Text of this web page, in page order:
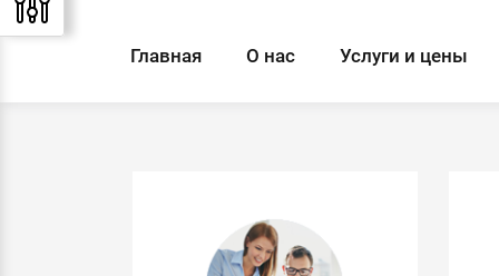
Главная О нас Услуги и цены